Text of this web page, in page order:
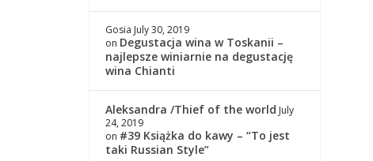
Gosia July 30, 2019
on Degustacja wina w Toskanii –
najlepsze winiarnie na degustację
wina Chianti
Aleksandra /Thief of the world July
24, 2019
on #39 Książka do kawy – “To jest
taki Russian Style”